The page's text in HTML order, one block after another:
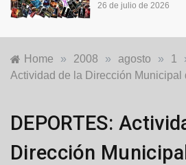
26 de julio de 2026
Home » 2008 » agosto » 1
Actividad de la Dirección Municipal
Locales
DEPORTES:
Dirección